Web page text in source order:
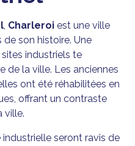
, Charleroi est une ville
son histoire. Une
industriels te
de la ville. Les anciennes
ont été réhabilitées en
offrant un contraste
ville.
seront ravis de